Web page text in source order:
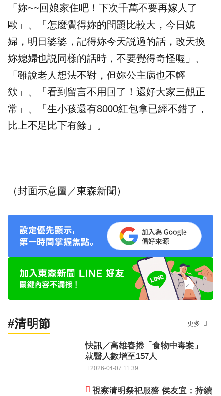
「妳~~回娘家住吧！下次千萬不要再嫁人了
歐」、「怎麼覺得妳的問題比較大，今日媳
婦，明日婆婆，記得妳今天説過的話，改天換
妳媳婦也説同樣的話時，不要覺得奇怪喔」、
「雖說老人想法不對，但妳公主病也不輕
欸」、「看到留言不用回了！還好大家三觀正
常」、「生小孩還有8000紅包拿已經不錯了，
比上不足比下有餘」。
（封面示意圖／東森新聞）
#清明節 更多
快訊／高雄春捲「食物中毒案」
就醫人數增至157人
2026-04-07 11:39
視察清明祭祀服務 侯友宜：持續